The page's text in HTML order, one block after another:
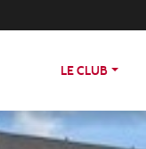
LE CLUB